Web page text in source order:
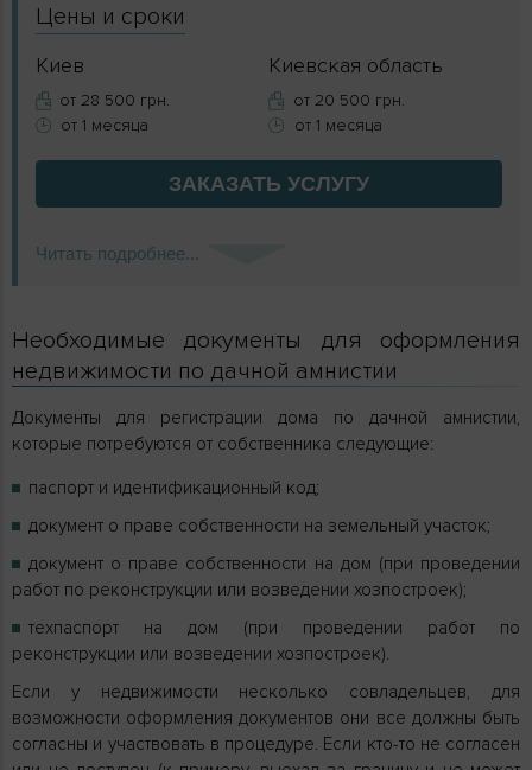
Цены и сроки
Киев
от 28 500 грн.
от 1 месяца
Киевская область
от 20 500 грн.
от 1 месяца
ЗАКАЗАТЬ УСЛУГУ
Читать подробнее...
Необходимые документы для оформления
недвижимости по дачной амнистии
Документы для регистрации дома по дачной амнистии,
которые потребуются от собственника следующие:
паспорт и идентификационный код;
документ о праве собственности на земельный участок;
документ о праве собственности на дом (при проведении
работ по реконструкции или возведении хозпостроек);
техпаспорт на дом (при проведении работ по
реконструкции или возведении хозпостроек).
Если у недвижимости несколько совладельцев, для
возможности оформления документов они все должны быть
согласны и участвовать в процедуре. Если кто-то не согласен